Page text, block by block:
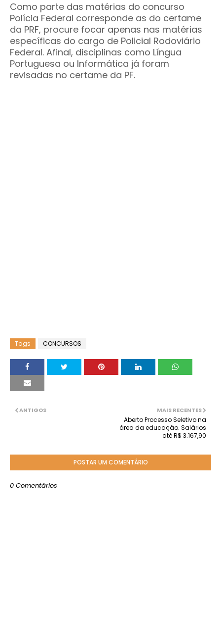
Como parte das matérias do concurso
Polícia Federal corresponde as do certame
da PRF, procure focar apenas nas matérias
específicas do cargo de Policial Rodoviário
Federal. Afinal, disciplinas como Língua
Portuguesa ou Informática já foram
revisadas no certame da PF.
Tags CONCURSOS
MAIS RECENTES
Aberto Processo Seletivo na
área da educação. Salários
até R$ 3.167,90
ANTIGOS
POSTAR UM COMENTÁRIO
0 Comentários